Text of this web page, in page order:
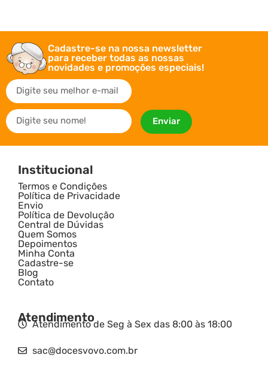
Cadastre-se na nossa newsletter
para receber todas as nossas
novidades e promoções especiais!
Enviar
Institucional
Termos e Condições
Política de Privacidade
Envio
Política de Devolução
Central de Dúvidas
Quem Somos
Depoimentos
Minha Conta
Cadastre-se
Blog
Contato
Atendimento
Atendimento de Seg à Sex das 8:00 às 18:00
sac@docesvovo.com.br